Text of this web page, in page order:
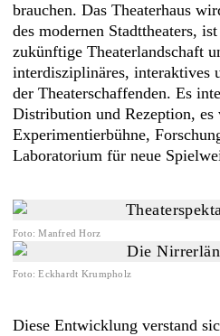
brauchen. Das Theaterhaus
des modernen Stadttheaters,
zukünftige Theaterlandschaft
interdisziplinäres, interaktives
der Theaterschaffenden. Es
Distribution und Rezeption,
Experimentierbühne,
Laboratorium für neue
Foto: Manfred Horz
Foto: Eckhardt Krumpholz
Diese Entwicklung verstand